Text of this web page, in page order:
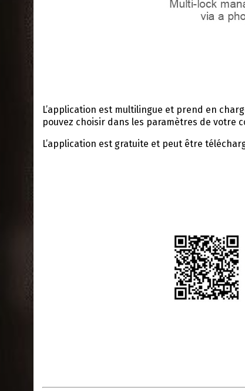
L’application est multilingue et prend en
pouvez choisir dans les paramètres de votre
L’application est gratuite et peut être